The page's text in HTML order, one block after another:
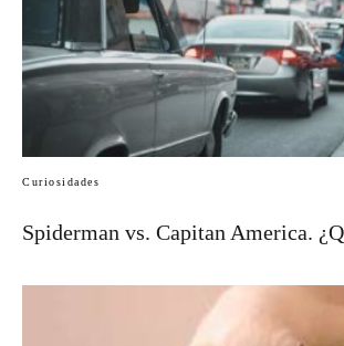
Curiosidades
Spiderman vs. Capitan America.